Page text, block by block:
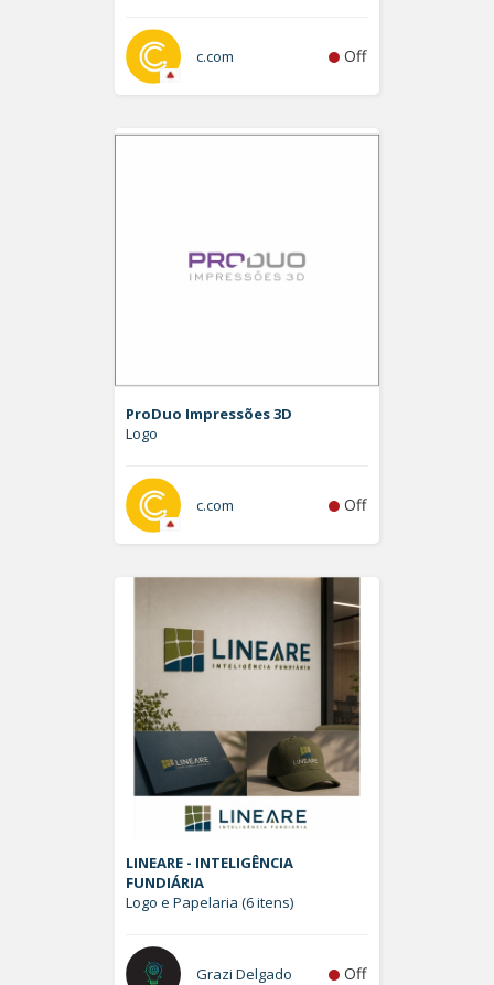
c.com Off
ProDuo Impressões 3D
Logo
c.com Off
LINEARE - INTELIGÊNCIA
FUNDIÁRIA
Logo e Papelaria (6 itens)
Grazi Delgado Off